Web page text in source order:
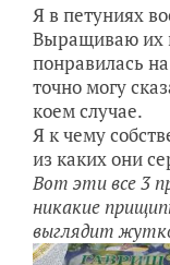
Я в петуниях
Выращиваю их
понравилась
точно могу
коем случае.
Я к чему
из каких они
Вот эти все 3
никакие
выглядит